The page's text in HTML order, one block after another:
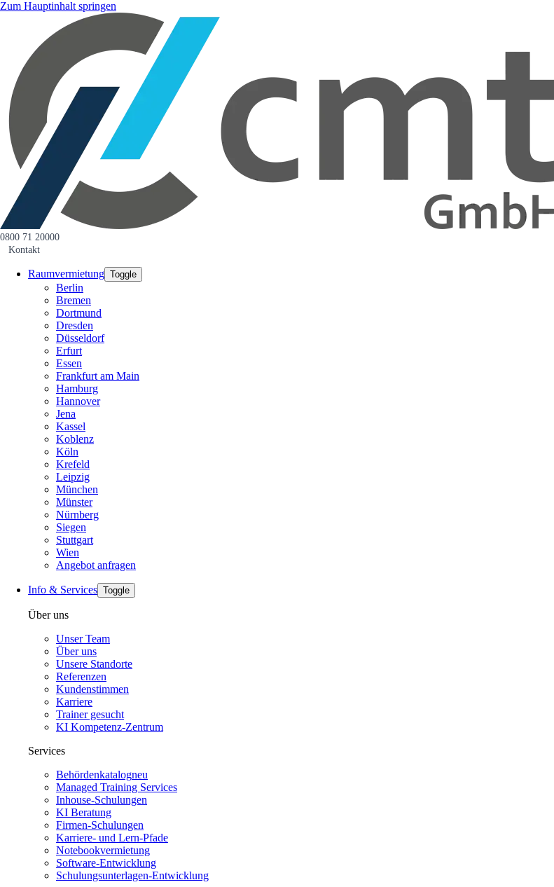
Zum Hauptinhalt springen
0800 71 20000
Kontakt
Raumvermietung Toggle
Berlin
Bremen
Dortmund
Dresden
Düsseldorf
Erfurt
Essen
Frankfurt am Main
Hamburg
Hannover
Jena
Kassel
Koblenz
Köln
Krefeld
Leipzig
München
Münster
Nürnberg
Siegen
Stuttgart
Wien
Angebot anfragen
Info & Services Toggle
Über uns
Unser Team
Über uns
Unsere Standorte
Referenzen
Kundenstimmen
Karriere
Trainer gesucht
KI Kompetenz-Zentrum
Services
Behördenkatalogneu
Managed Training Services
Inhouse-Schulungen
KI Beratung
Firmen-Schulungen
Karriere- und Lern-Pfade
Notebookvermietung
Software-Entwicklung
Schulungsunterlagen-Entwicklung